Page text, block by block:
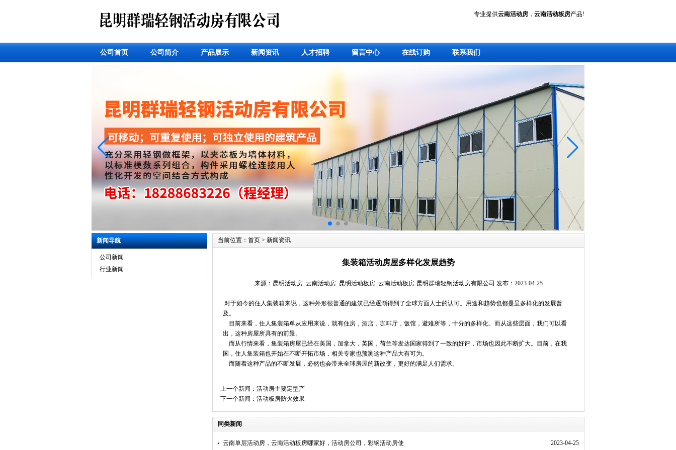
专业提供云南活动房 ， 云南活动板房产品!
公司首页 公司简介 产品展示 新闻资讯 人才招聘 留言中心 在线订购 联系我们
新闻导航
公司新闻
行业新闻
当前位置： 首页 > 新闻资讯
集装箱活动房屋多样化发展趋势
来源：昆明活动房_云南活动房_昆明活动板房_云南活动板房-昆明群瑞轻钢活动房有限公司 发布：2023-04-25
对于如今的住人集装箱来说，这种外形很普通的建筑已经逐渐得到了全球方面人士的认可。用途和趋势也都是呈多样化的发展普
及。
目前来看，住人集装箱单从应用来说，就有住房，酒店，咖啡厅，饭馆，避难所等，十分的多样化。而从这些层面，我们可以看
出，这种房屋所具有的前景。
而从行情来看，集装箱房屋已经在美国，加拿大，英国，荷兰等发达国家得到了一致的好评，市场也因此不断扩大。目前，在我
国，住人集装箱也开始在不断开拓市场，相关专家也预测这种产品大有可为。
而随着这种产品的不断发展，必然也会带来全球房屋的新改变，更好的满足人们需求。
上一个新闻： 活动房主要定型产
下一个新闻： 活动板房防火效果
同类新闻
2023-04-25
云南单层活动房，云南活动板房哪家好，活动房公司，彩钢活动房使